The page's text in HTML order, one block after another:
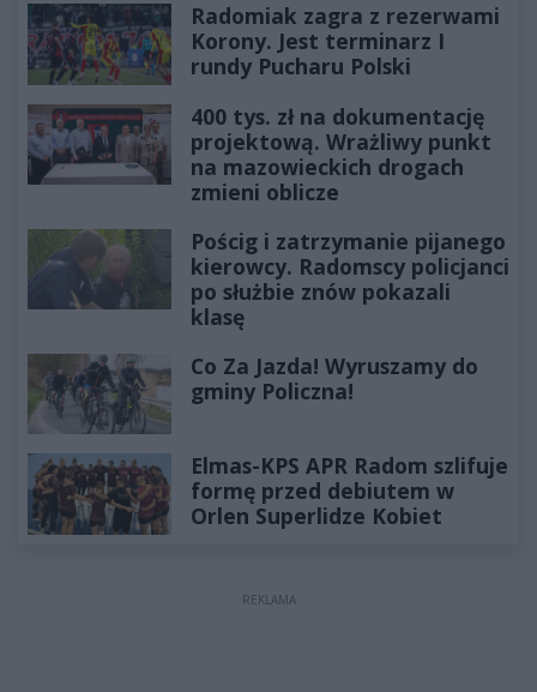
Radomiak zagra z rezerwami
Korony. Jest terminarz I
rundy Pucharu Polski
400 tys. zł na dokumentację
projektową. Wrażliwy punkt
na mazowieckich drogach
zmieni oblicze
Pościg i zatrzymanie pijanego
kierowcy. Radomscy policjanci
po służbie znów pokazali
klasę
Co Za Jazda! Wyruszamy do
gminy Policzna!
Elmas-KPS APR Radom szlifuje
formę przed debiutem w
Orlen Superlidze Kobiet
REKLAMA